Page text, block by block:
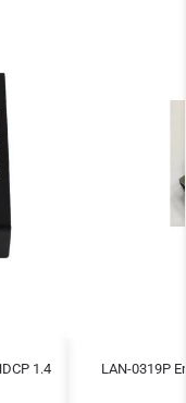
1.4 LAN-0319P